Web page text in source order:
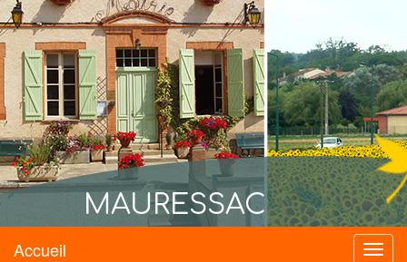
MAURESSAC
Menu
Accueil